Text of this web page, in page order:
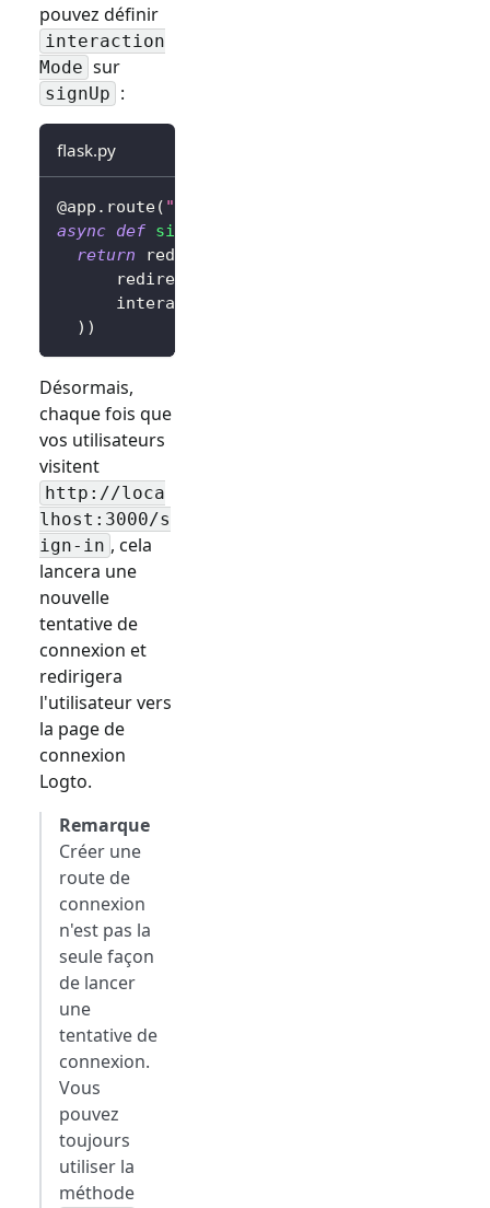
pouvez définir
interaction
Mode sur
signUp :
flask.py
@app . route( "/sign-in"
async def sign_in
return redirect
      redirectUri
      interactionMode
) )
Désormais,
chaque fois que
vos utilisateurs
visitent
http://loca
lhost:3000/s
ign-in , cela
lancera une
nouvelle
tentative de
connexion et
redirigera
l'utilisateur vers
la page de
connexion
Logto.
Remarque
Créer une
route de
connexion
n'est pas la
seule façon
de lancer
une
tentative de
connexion.
Vous
pouvez
toujours
utiliser la
méthode